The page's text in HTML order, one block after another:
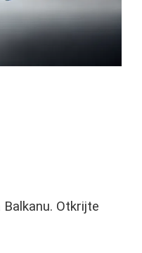
Otkrijte